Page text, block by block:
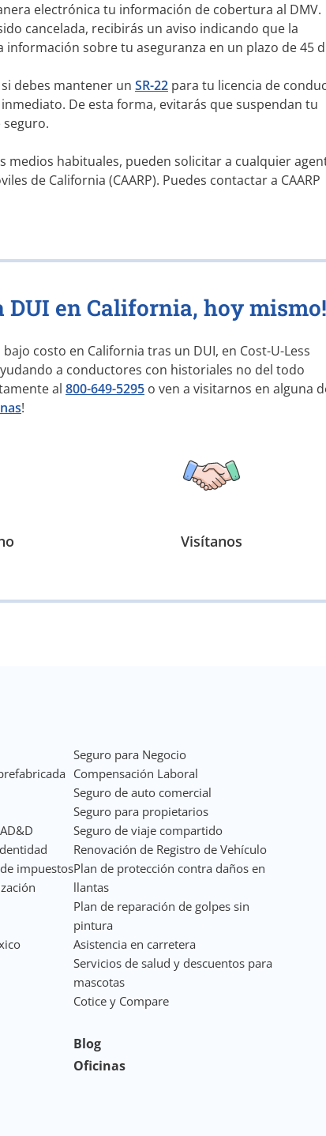
electrónica tu información de cobertura al DMV.
cancelada, recibirás un aviso indicando que la
sobre tu aseguranza en un plazo de 45
debes mantener un SR-22 para tu licencia de
inmediato. De esta forma, evitarás que suspendan tu
medios habituales, pueden solicitar a cualquier
de California (CAARP). Puedes contactar a CAARP
DUI en California, hoy mismo!
costo en California tras un DUI, en Cost-U-Less
a conductores con historiales no del todo
al 800-649-5295 o ven a visitarnos en alguna
!
Visítanos
impuestos
Seguro para Negocio
Compensación Laboral
Seguro de auto comercial
Seguro para propietarios
Seguro de viaje compartido
Renovación de Registro de Vehículo
Plan de protección contra daños en
llantas
Plan de reparación de golpes sin
pintura
Asistencia en carretera
Servicios de salud y descuentos para
mascotas
Cotice y Compare
Blog
Oficinas